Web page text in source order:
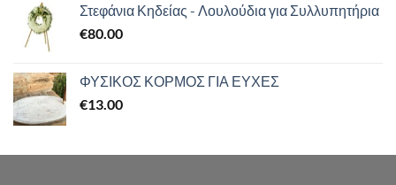
Στεφάνια Κηδείας - Λουλούδια για Συλλυπητήρια
€80.00
ΦΥΣΙΚΟΣ ΚΟΡΜΟΣ ΓΙΑ ΕΥΧΕΣ
€13.00